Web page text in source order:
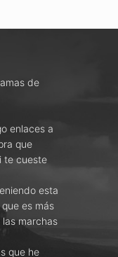
de
enlaces a
que
te cueste
esta
es más
marchas
que he